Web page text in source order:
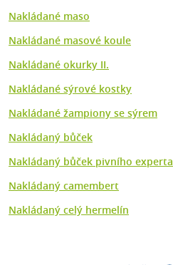
Nakládané maso
Nakládané masové koule
Nakládané okurky II.
Nakládané sýrové kostky
Nakládané žampiony se sýrem
Nakládaný bůček
Nakládaný bůček pivního experta
Nakládaný camembert
Nakládaný celý hermelín